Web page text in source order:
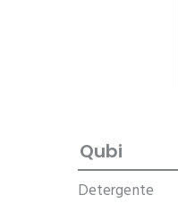
Qubi
Detergente